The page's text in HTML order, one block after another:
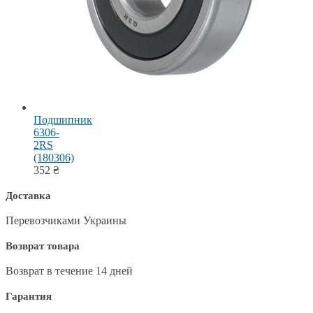
Подшипник
6306-
2RS
(180306)
352 ₴
Доставка
Перевозчиками Украины
Возврат товара
Возврат в течение 14 дней
Гарантия